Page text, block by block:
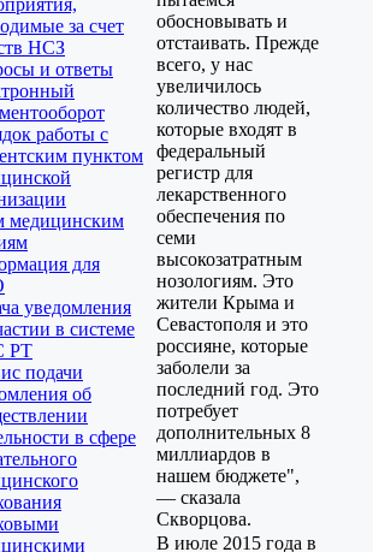
за счет
НСЗ
и ответы
работы с
пунктом
медицинским
для
уведомления
в системе
РТ
подачи
об
в сфере
обосновывать и
отстаивать. Прежде
всего, у нас
увеличилось
количество людей,
которые входят в
федеральный
регистр для
лекарственного
обеспечения по
семи
высокозатратным
нозологиям. Это
жители Крыма и
Севастополя и это
россияне, которые
заболели за
последний год. Это
потребует
дополнительных 8
миллиардов в
нашем бюджете",
— сказала
Скворцова.
В июле 2015 года в